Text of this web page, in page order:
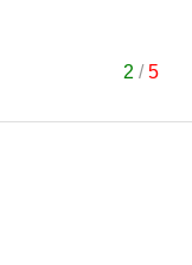
2 /5